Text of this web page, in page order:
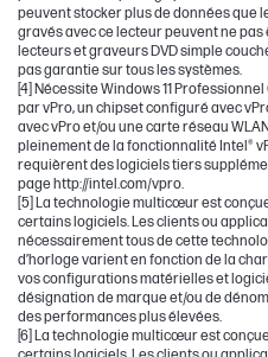
peuvent stocker plus de données que
gravés avec ce lecteur peuvent ne
lecteurs et graveurs DVD simple
pas garantie sur tous les systèmes.
[4] Nécessite Windows 11
par vPro, un chipset configuré avec
avec vPro et/ou une carte réseau
pleinement de la fonctionnalité Intel®
requièrent des logiciels tiers
page http://intel.com/vpro.
[5] La technologie multicœur est
certains logiciels. Les clients ou
nécessairement tous de cette
d’horloge varient en fonction de la
vos configurations matérielles et
désignation de marque et/ou de
des performances plus élevées.
[6] La technologie multicœur est